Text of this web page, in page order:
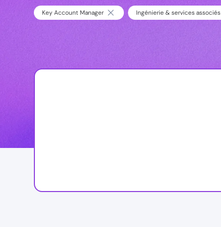
Key Account Manager Ingénierie & services associés